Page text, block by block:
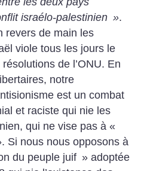
israélo-palestinien ».
revers de main les
viole tous les jours le
de l’ONU. En
notre
est un combat
et raciste qui nie les
qui ne vise pas à «
Si nous nous opposons à
du peuple juif » adoptée